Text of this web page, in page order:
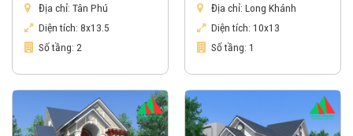
Địa chỉ: Tân Phú
Diện tích: 8x13.5
Số tầng: 2
Địa chỉ: Long Khánh
Diện tích: 10x13
Số tầng: 1